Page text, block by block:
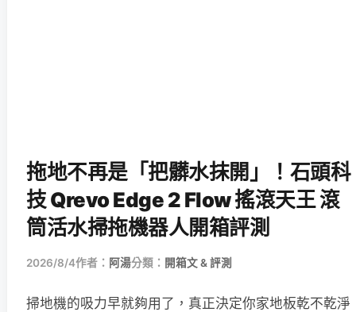
拖地不再是「把髒水抹開」！石頭科
技 Qrevo Edge 2 Flow 搖滾天王 滾
筒活水掃拖機器人開箱評測
2026/8/4作者： 阿湯分類： 開箱文 & 評測
掃地機的吸力早就夠用了，真正決定你家地板乾不乾淨